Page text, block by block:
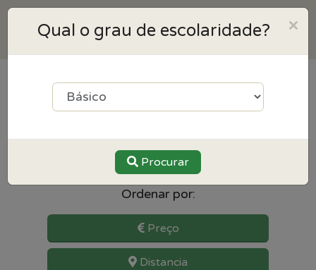
resultados para Educação
Ordenar por:
Preço
Distancia
×
Qual o grau de escolaridade?
Procurar